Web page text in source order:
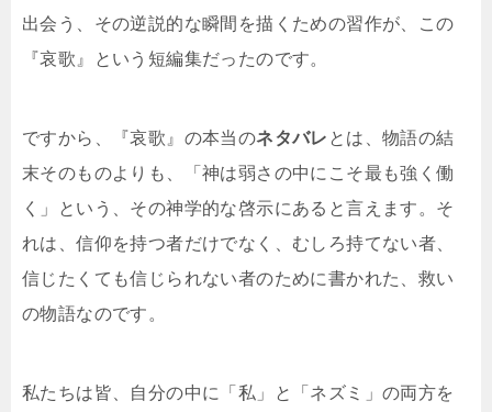
出会う、その逆説的な瞬間を描くための習作が、この
『哀歌』という短編集だったのです。
ですから、『哀歌』の本当のネタバレ とは、物語の結
末そのものよりも、「神は弱さの中にこそ最も強く働
く」という、その神学的な啓示にあると言えます。そ
れは、信仰を持つ者だけでなく、むしろ持てない者、
信じたくても信じられない者のために書かれた、救い
の物語なのです。
私たちは皆、自分の中に「私」と「ネズミ」の両方を